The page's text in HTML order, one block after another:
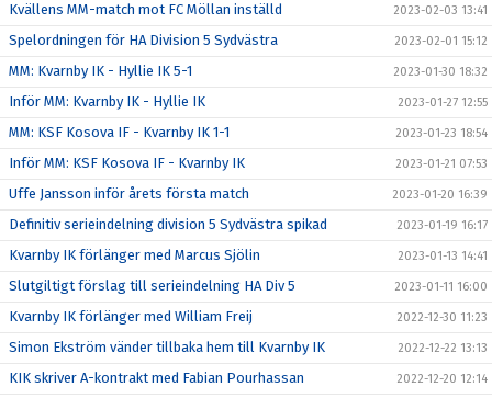
Kvällens MM-match mot FC Möllan inställd 2023-02-03 13:41
Spelordningen för HA Division 5 Sydvästra 2023-02-01 15:12
MM: Kvarnby IK - Hyllie IK 5-1 2023-01-30 18:32
Inför MM: Kvarnby IK - Hyllie IK 2023-01-27 12:55
MM: KSF Kosova IF - Kvarnby IK 1-1 2023-01-23 18:54
Inför MM: KSF Kosova IF - Kvarnby IK 2023-01-21 07:53
Uffe Jansson inför årets första match 2023-01-20 16:39
Definitiv serieindelning division 5 Sydvästra spikad 2023-01-19 16:17
Kvarnby IK förlänger med Marcus Sjölin 2023-01-13 14:41
Slutgiltigt förslag till serieindelning HA Div 5 2023-01-11 16:00
Kvarnby IK förlänger med William Freij 2022-12-30 11:23
Simon Ekström vänder tillbaka hem till Kvarnby IK 2022-12-22 13:13
KIK skriver A-kontrakt med Fabian Pourhassan 2022-12-20 12:14